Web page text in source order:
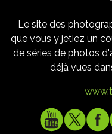
Le site des
que vous y jetiez un
de séries de photos
déjà vues